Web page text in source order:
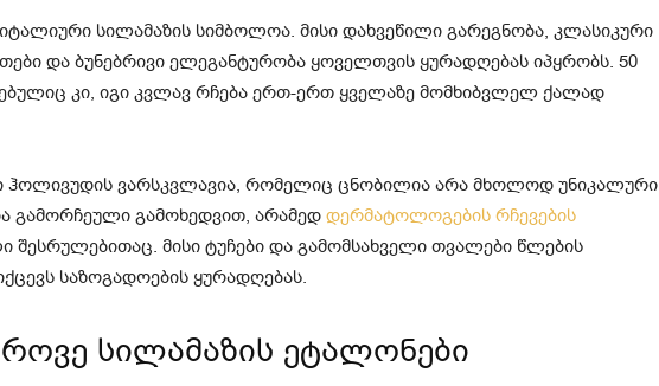
სილამაზის სიმბოლოა. მისი დახვეწილი გარეგნობა, კლასიკური
და ბუნებრივი ელეგანტურობა ყოველთვის ყურადღებას იპყრობს. 50
კი, იგი კვლავ რჩება ერთ-ერთ ყველაზე მომხიბვლელ ქალად
ჰოლივუდის ვარსკვლავია, რომელიც ცნობილია არა მხოლოდ უნიკალური
გამორჩეული გამოხედვით, არამედ დერმატოლოგების რჩევების
შესრულებითაც. მისი ტუჩები და გამომსახველი თვალები წლების
საზოგადოების ყურადღებას.
სილამაზის ეტალონები